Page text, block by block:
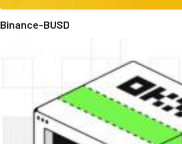
Binance-BUSD